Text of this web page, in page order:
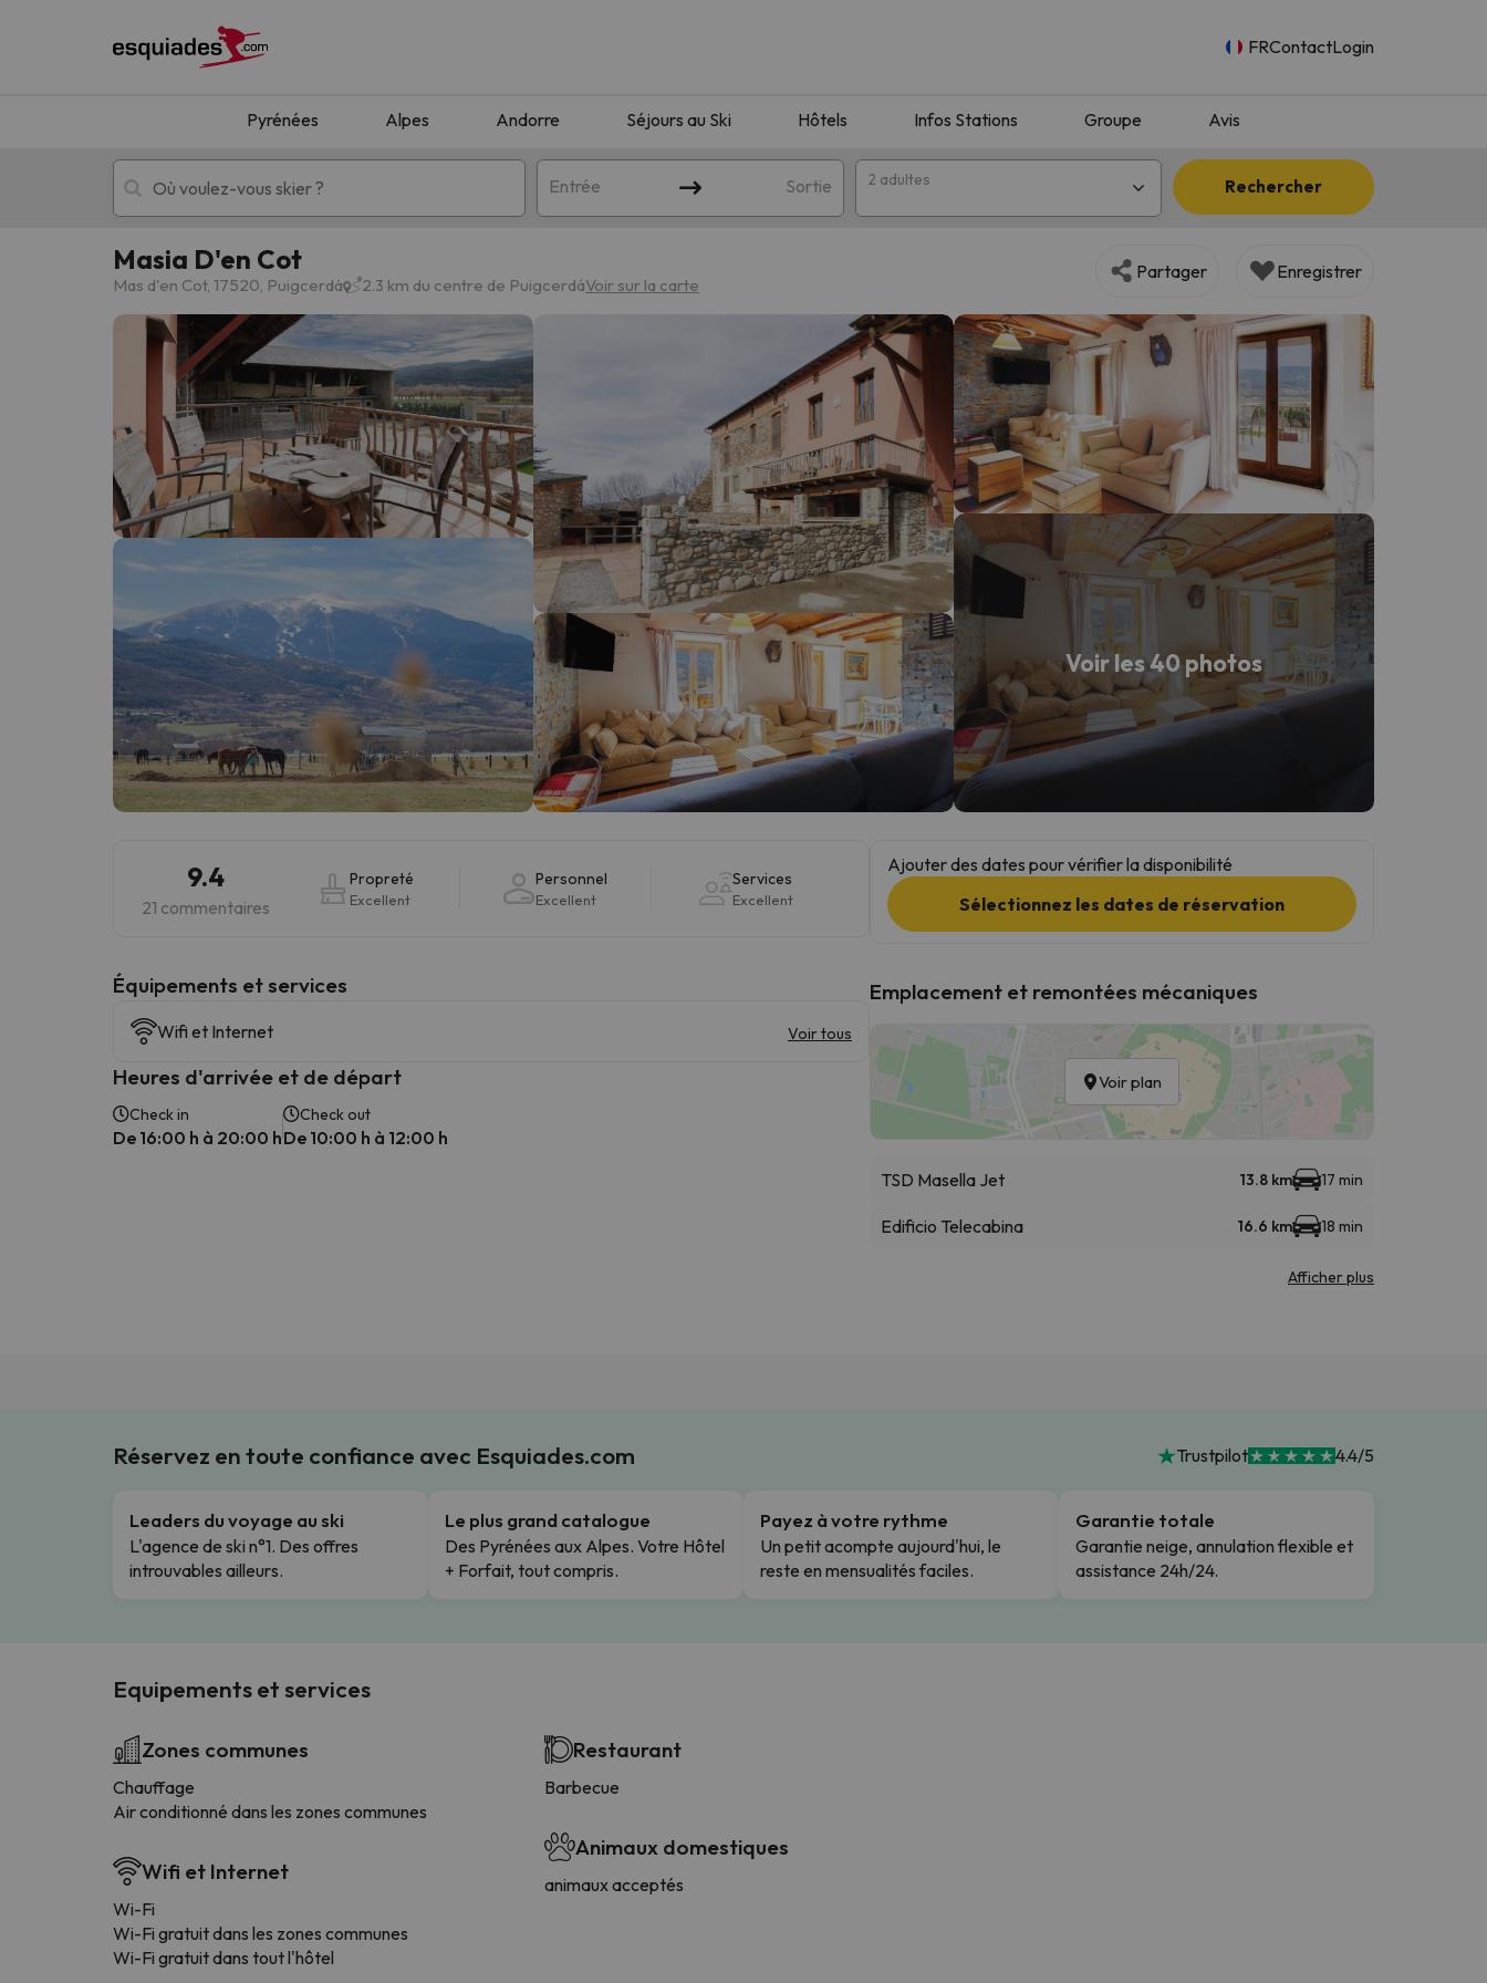
FRContactLogin
Pyrénées Alpes Andorre Séjours au Ski Hôtels Infos Stations Groupe Avis
Entrée Sortie 2 adultes Rechercher
Séjours au ski Séjours montagne
Oups, nous n'avons pas trouvé de résultats correspondant à votre recherche. Essayez de modifier la destination.
Il semble que notre chercheur se soit égaré. Dès qu'il aura retrouvé sa boussole, il reviendra.
Masia D'en Cot
Mas d'en Cot, 17520, Puigcerdá 2.3 km du centre de PuigcerdáVoir sur la carte
Partager Enregistrer
Voir les 40 photos
9.4
21 commentaires
Propreté
Excellent
Personnel
Excellent
Services
Excellent
​Équipements et services
Wifi et Internet Voir tous
Heures d'arrivée et de départ
Check in
De 16:00 h à 20:00 h
Check out
De 10:00 h à 12:00 h
Ajouter des dates pour vérifier la disponibilité
Sélectionnez les dates de réservation
Emplacement et remontées mécaniques
Voir plan
TSD Masella Jet 13.8 km 17 min
Edificio Telecabina 16.6 km 18 min
Afficher plus
Réservez en toute confiance avec Esquiades.com Trustpilot 4.4/5
Leaders du voyage au ski
L'agence de ski n°1. Des offres
introuvables ailleurs.
Le plus grand catalogue
Des Pyrénées aux Alpes. Votre Hôtel
+ Forfait, tout compris.
Payez à votre rythme
Un petit acompte aujourd'hui, le
reste en mensualités faciles.
Garantie totale
Garantie neige, annulation flexible et
assistance 24h/24.
Equipements et services
Zones communes
Chauffage
Air conditionné dans les zones communes
Wifi et Internet
Wi-Fi
Wi-Fi gratuit dans les zones communes
Wi-Fi gratuit dans tout l'hôtel
Restaurant
Barbecue
Animaux domestiques
animaux acceptés